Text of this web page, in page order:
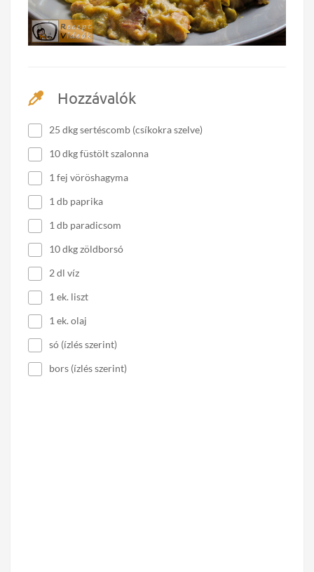
Hozzávalók
25 dkg sertéscomb (csíkokra szelve)
10 dkg füstölt szalonna
1 fej vöröshagyma
1 db paprika
1 db paradicsom
10 dkg zöldborsó
2 dl víz
1 ek. liszt
1 ek. olaj
só (ízlés szerint)
bors (ízlés szerint)